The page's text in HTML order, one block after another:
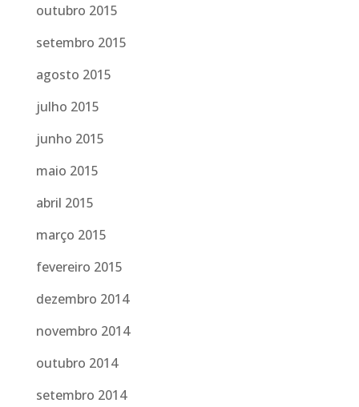
outubro 2015
setembro 2015
agosto 2015
julho 2015
junho 2015
maio 2015
abril 2015
março 2015
fevereiro 2015
dezembro 2014
novembro 2014
outubro 2014
setembro 2014